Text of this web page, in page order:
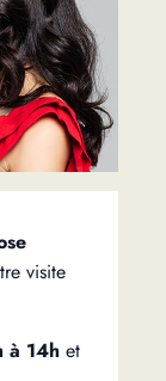
visite
à 14h et